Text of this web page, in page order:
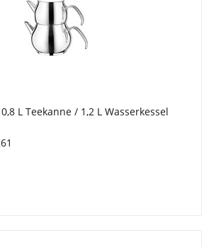
L Teekanne / 1,2 L Wasserkessel